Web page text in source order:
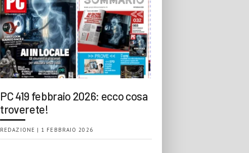
PC 419 febbraio 2026: ecco cosa
troverete!
REDAZIONE | 1 FEBBRAIO 2026